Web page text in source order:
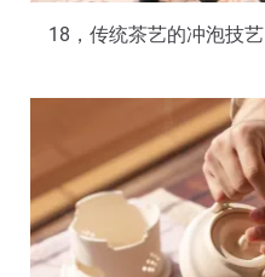
18，传统茶艺的冲泡技艺